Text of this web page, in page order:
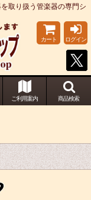
取り扱う管楽器の専門シ
カート ログイン
ご利用案内 商品検索